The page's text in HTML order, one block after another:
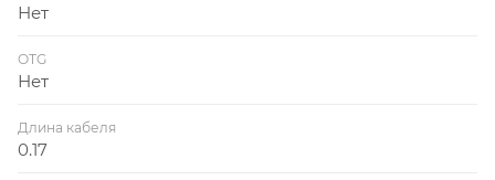
Нет
OTG
Нет
Длина кабеля
0.17